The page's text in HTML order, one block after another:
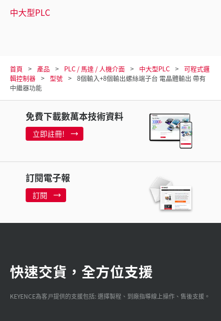
中大型PLC
首頁 產品 PLC / 馬達 / 人機介面 中大型PLC
可程式邏
輯控制器
型號
8個輸入+8個輸出螺絲端子台 電晶體輸出 帶有
中繼器功能
免費下載數萬本技術資料
立即註冊!
訂閱電子報
訂閱
快速交貨，全方位支援
KEYENCE為客戸提供的支援包括: 選擇製程、到廠指導線上操作、售後支援。